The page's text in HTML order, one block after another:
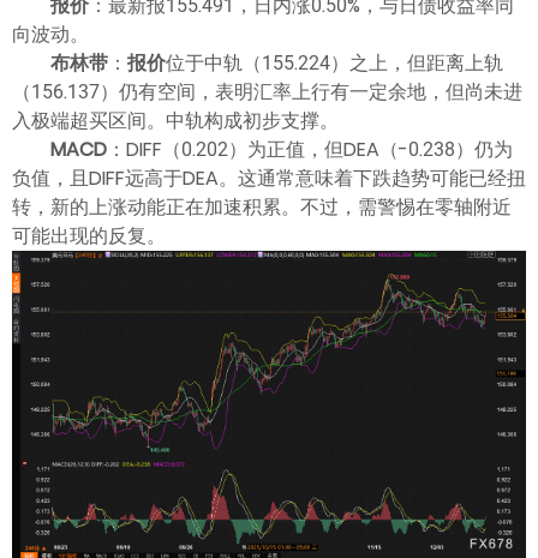
向波动。
布林带 ： 报价位于中轨（155.224）之上，但距离上轨
（156.137）仍有空间，表明汇率上行有一定余地，但尚未进
入极端超买区间。中轨构成初步支撑。
MACD ：DIFF（0.202）为正值，但DEA（-0.238）仍为
负值，且DIFF远高于DEA。这通常意味着下跌趋势可能已经扭
转，新的上涨动能正在加速积累。不过，需警惕在零轴附近
可能出现的反复。